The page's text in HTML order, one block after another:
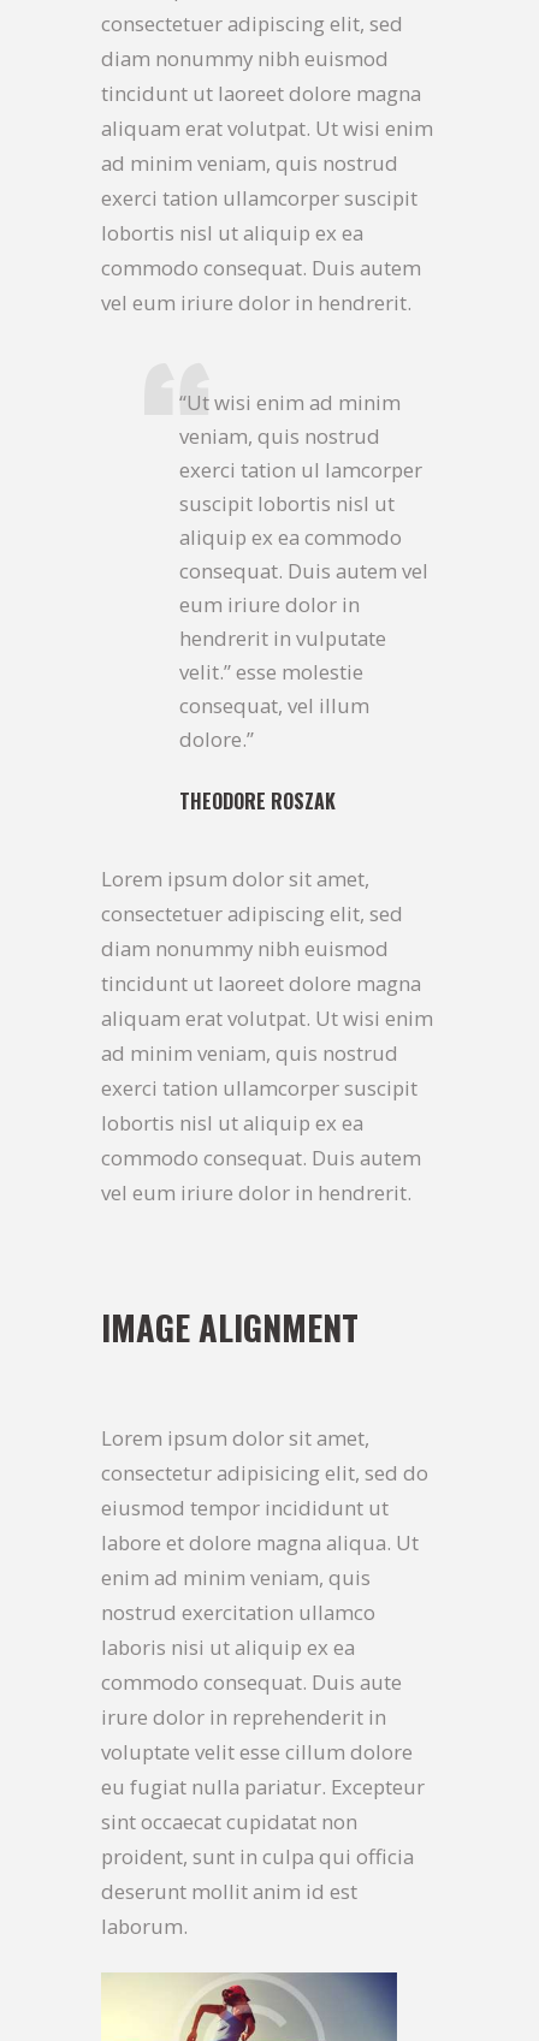
consectetuer adipiscing elit, sed
diam nonummy nibh euismod
tincidunt ut laoreet dolore magna
aliquam erat volutpat. Ut wisi enim
ad minim veniam, quis nostrud
exerci tation ullamcorper suscipit
lobortis nisl ut aliquip ex ea
commodo consequat. Duis autem
vel eum iriure dolor in hendrerit.
“Ut wisi enim ad minim
veniam, quis nostrud
exerci tation ul lamcorper
suscipit lobortis nisl ut
aliquip ex ea commodo
consequat. Duis autem vel
eum iriure dolor in
hendrerit in vulputate
velit.” esse molestie
consequat, vel illum
dolore.”
THEODORE ROSZAK
Lorem ipsum dolor sit amet,
consectetuer adipiscing elit, sed
diam nonummy nibh euismod
tincidunt ut laoreet dolore magna
aliquam erat volutpat. Ut wisi enim
ad minim veniam, quis nostrud
exerci tation ullamcorper suscipit
lobortis nisl ut aliquip ex ea
commodo consequat. Duis autem
vel eum iriure dolor in hendrerit.
IMAGE ALIGNMENT
Lorem ipsum dolor sit amet,
consectetur adipisicing elit, sed do
eiusmod tempor incididunt ut
labore et dolore magna aliqua. Ut
enim ad minim veniam, quis
nostrud exercitation ullamco
laboris nisi ut aliquip ex ea
commodo consequat. Duis aute
irure dolor in reprehenderit in
voluptate velit esse cillum dolore
eu fugiat nulla pariatur. Excepteur
sint occaecat cupidatat non
proident, sunt in culpa qui officia
deserunt mollit anim id est
laborum.